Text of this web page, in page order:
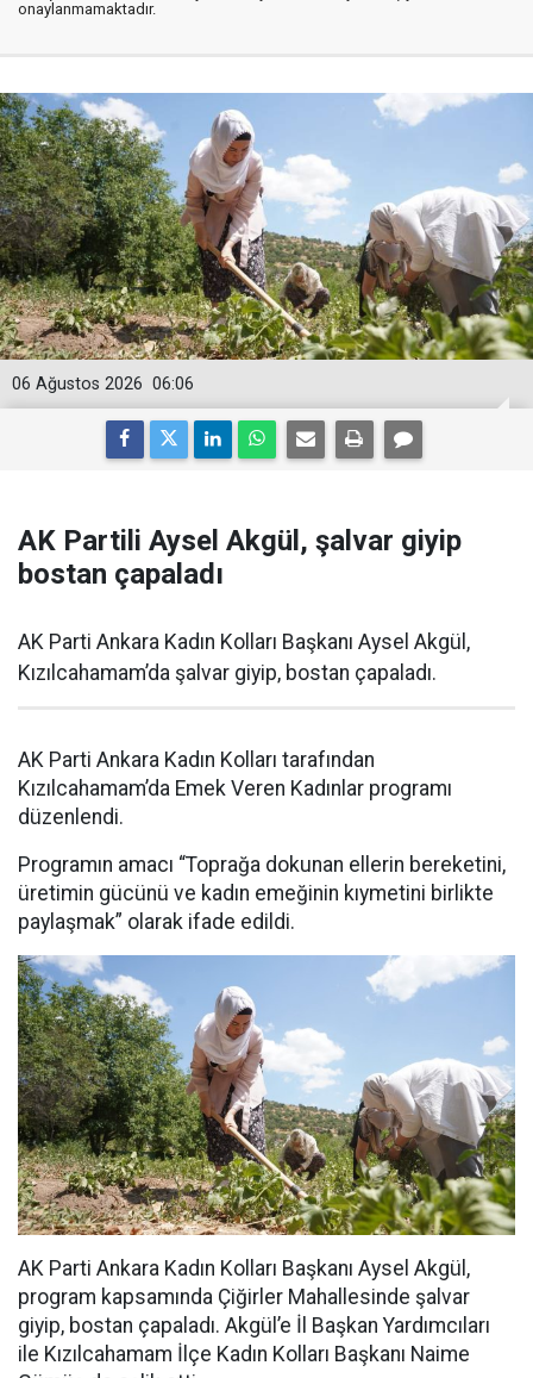
onaylanmamaktadır.
06:06
06 Ağustos 2026
AK Partili Aysel Akgül, şalvar giyip
bostan çapaladı
AK Parti Ankara Kadın Kolları Başkanı Aysel Akgül,
Kızılcahamam’da şalvar giyip, bostan çapaladı.
AK Parti Ankara Kadın Kolları tarafından
Kızılcahamam’da Emek Veren Kadınlar programı
düzenlendi.
Programın amacı “Toprağa dokunan ellerin bereketini,
üretimin gücünü ve kadın emeğinin kıymetini birlikte
paylaşmak” olarak ifade edildi.
AK Parti Ankara Kadın Kolları Başkanı Aysel Akgül,
program kapsamında Çiğirler Mahallesinde şalvar
giyip, bostan çapaladı. Akgül’e İl Başkan Yardımcıları
ile Kızılcahamam İlçe Kadın Kolları Başkanı Naime